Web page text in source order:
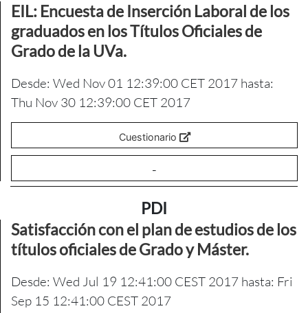
EIL: Encuesta de Inserción Laboral de los
graduados en los Títulos Oficiales de
Grado de la UVa.
Desde: Wed Nov 01 12:39:00 CET 2017 hasta:
Thu Nov 30 12:39:00 CET 2017
Cuestionario
-
PDI
Satisfacción con el plan de estudios de los
títulos oficiales de Grado y Máster.
Desde: Wed Jul 19 12:41:00 CEST 2017 hasta: Fri
Sep 15 12:41:00 CEST 2017